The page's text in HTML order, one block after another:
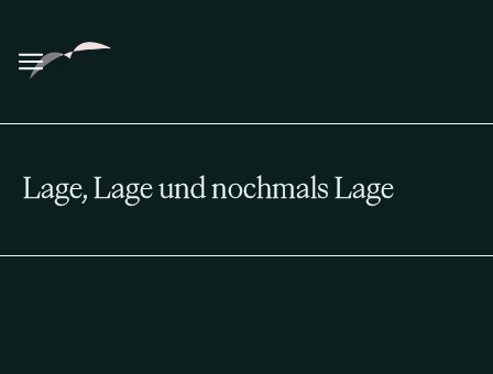
Lage, Lage und nochmals Lage